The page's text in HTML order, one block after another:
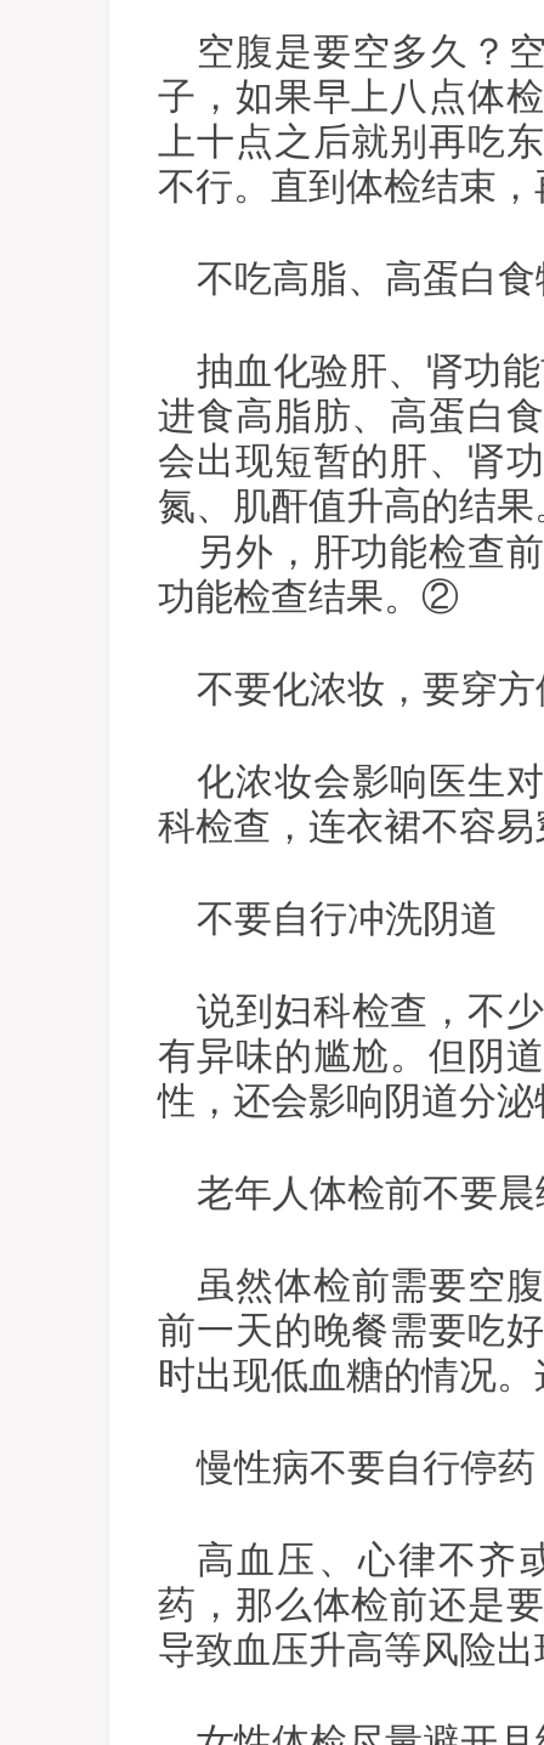
空腹是要空多久？
子，如果早上八点体
上十点之后就别再吃
不行。直到体检结束
不吃高脂、高蛋白食
抽血化验肝、肾功
进食高脂肪、高蛋白
会出现短暂的肝、肾
氮、肌酐值升高的结果
另外，肝功能检查
功能检查结果。②
不要化浓妆，要穿
化浓妆会影响医生
科检查，连衣裙不容
不要自行冲洗阴道
说到妇科检查，不
有异味的尴尬。但阴
性，还会影响阴道分
老年人体检前不要晨
虽然体检前需要空
前一天的晚餐需要吃
时出现低血糖的情况
慢性病不要自行停药
高血压、心律不齐
药，那么体检前还是
导致血压升高等风险